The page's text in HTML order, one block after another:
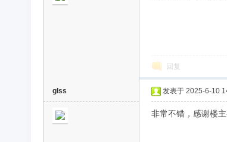
回复
glss 发表于 2025-6-10
非常不错，感谢楼主